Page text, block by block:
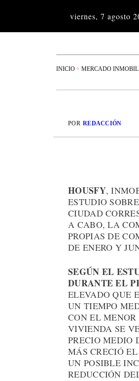
viernes, 7 agosto
INICIO MERCADO
POR REDACCIÓN
HOUSFY,
ESTUDIO
CIUDAD
A CABO, LA
PROPIAS DE
DE ENERO Y
SEGÚN EL
DURANTE EL
ELEVADO QUE
UN TIEMPO
CON EL
VIVIENDA SE
PRECIO MEDIO
MÁS CRECIÓ
UN POSIBLE
REDUCCIÓN